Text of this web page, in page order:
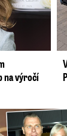
na výročí
Belo: Nová